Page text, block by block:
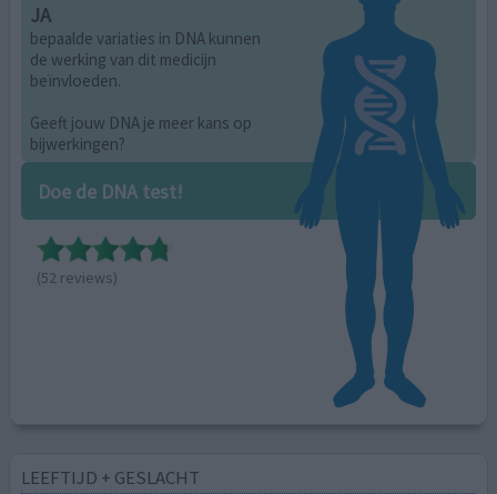
JA
bepaalde variaties in DNA kunnen
de werking van dit medicijn
beïnvloeden.
Geeft jouw DNA je meer kans op
bijwerkingen?
Doe de DNA test!
(52 reviews)
LEEFTIJD + GESLACHT